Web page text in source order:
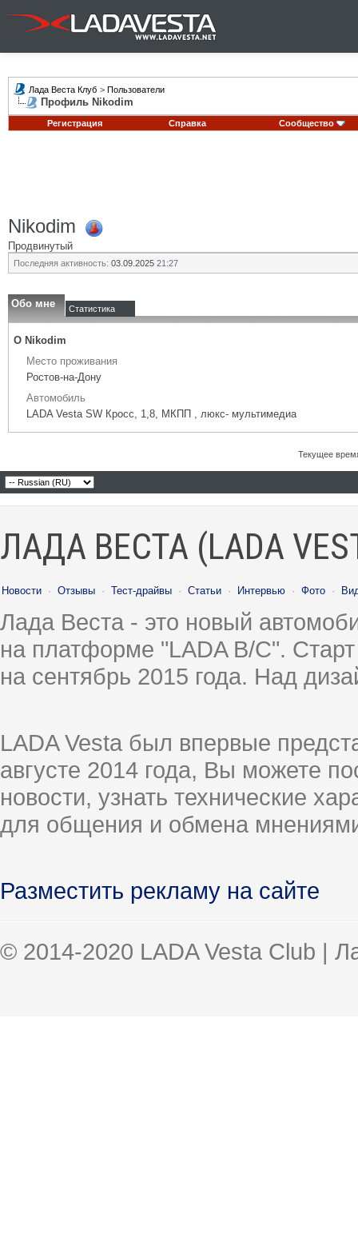
Лада Веста Клуб > Пользователи
Профиль Nikodim
Регистрация Справка Сообщество
Nikodim
Продвинутый
Последняя активность: 03.09.2025 21:27
Обо мне Статистика
О Nikodim
Место проживания
Ростов-на-Дону
Автомобиль
LADA Vesta SW Кросс, 1,8, МКПП , люкс- мультимедиа
Текущее
ЛАДА ВЕСТА (LADA
Новости · Отзывы · Тест-драйвы · Статьи · Интервью · Фото ·
Лада Веста - это новый
на платформе "LADA B/C".
на сентябрь 2015 года. Над
LADA Vesta был впервые
августе 2014 года, Вы можете
новости, узнать технические
для общения и обмена
Разместить рекламу на сайте
© 2014-2020 LADA Vesta Club |